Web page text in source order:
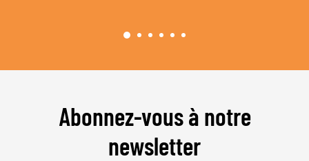
Abonnez-vous à notre
newsletter